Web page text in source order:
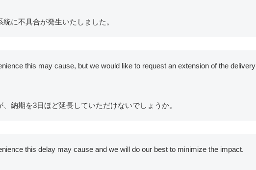
に不具合が発生いたしました。
this may cause, but we would like to request an extension of the delivery
納期を3日ほど延長していただけないでしょうか。
this delay may cause and we will do our best to minimize the impact.